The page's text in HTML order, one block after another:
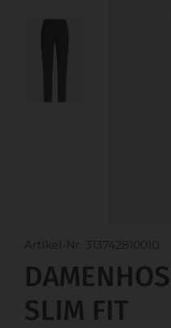
Artikel-Nr. 313742810010
SLIM FIT